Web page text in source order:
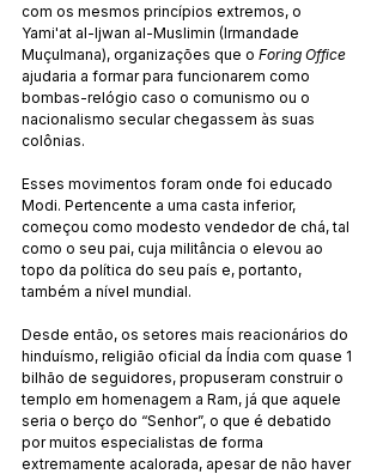
com os mesmos princípios extremos, o
Yami'at al-Ijwan al-Muslimin (Irmandade
Muçulmana), organizações que o Foring Office
ajudaria a formar para funcionarem como
bombas-relógio caso o comunismo ou o
nacionalismo secular chegassem às suas
colônias.
Esses movimentos foram onde foi educado
Modi. Pertencente a uma casta inferior,
começou como modesto vendedor de chá, tal
como o seu pai, cuja militância o elevou ao
topo da política do seu país e, portanto,
também a nível mundial.
Desde então, os setores mais reacionários do
hinduísmo, religião oficial da Índia com quase 1
bilhão de seguidores, propuseram construir o
templo em homenagem a Ram, já que aquele
seria o berço do “Senhor”, o que é debatido
por muitos especialistas de forma
extremamente acalorada, apesar de não haver